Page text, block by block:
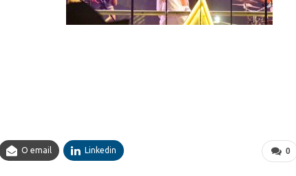
0
O email Linkedin